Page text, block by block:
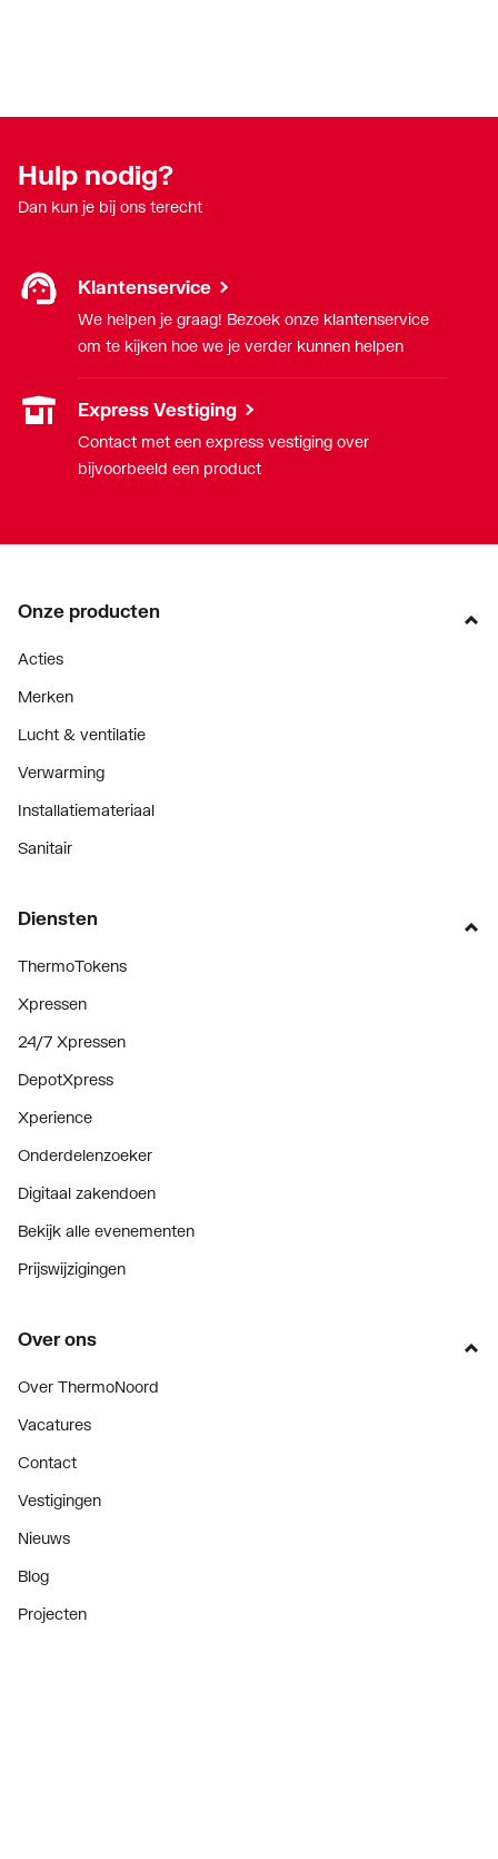
Hulp nodig?
Dan kun je bij ons terecht
Klantenservice
We helpen je graag! Bezoek onze klantenservice
om te kijken hoe we je verder kunnen helpen
Express Vestiging
Contact met een express vestiging over
bijvoorbeeld een product
Onze producten
Acties
Merken
Lucht & ventilatie
Verwarming
Installatiemateriaal
Sanitair
Diensten
ThermoTokens
Xpressen
24/7 Xpressen
DepotXpress
Xperience
Onderdelenzoeker
Digitaal zakendoen
Bekijk alle evenementen
Prijswijzigingen
Over ons
Over ThermoNoord
Vacatures
Contact
Vestigingen
Nieuws
Blog
Projecten